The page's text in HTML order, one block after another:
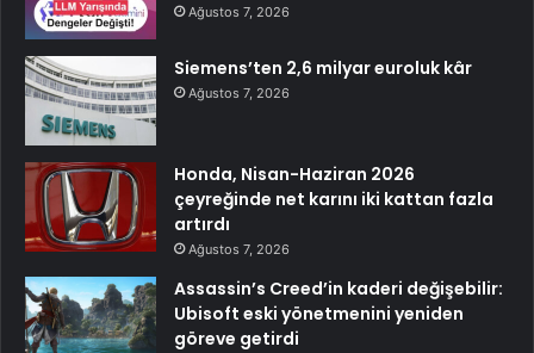
Ağustos 7, 2026
Siemens’ten 2,6 milyar euroluk kâr
Ağustos 7, 2026
Honda, Nisan-Haziran 2026
çeyreğinde net karını iki kattan fazla
artırdı
Ağustos 7, 2026
Assassin’s Creed’in kaderi değişebilir:
Ubisoft eski yönetmenini yeniden
göreve getirdi